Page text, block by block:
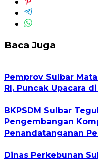
Baca Juga
Pemprov Sulbar
RI, Puncak Upacara
BKPSDM Sulbar
Pengembangan
Penandatanganan
Dinas Perkebunan